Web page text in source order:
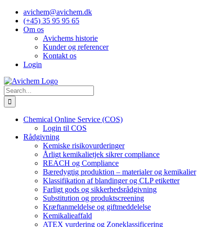
Skip
content
avichem@avichem.dk
(+45) 35 95 95 65
Om os
Avichems historie
Kunder og referencer
Kontakt os
Login
Search
for:
Chemical Online Service (COS)
Login til COS
Rådgivning
Kemiske risikovurderinger
Årligt kemikalietjek sikrer compliance
REACH og Compliance
Bæredygtig produktion – materialer og kemikalier
Klassifikation af blandinger og CLP etiketter
Farligt gods og sikkerhedsrådgivning
Substitution og produktscreening
Kræftanmeldelse og giftmeddelelse
Kemikalieaffald
ATEX vurdering og Zoneklassificering